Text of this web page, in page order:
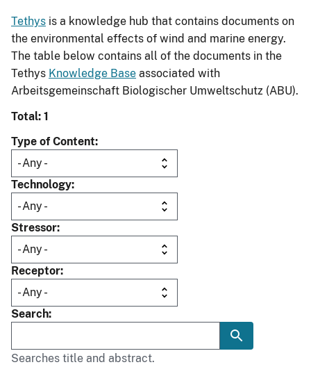
Tethys is a knowledge hub that contains documents on
the environmental effects of wind and marine energy.
The table below contains all of the documents in the
Tethys Knowledge Base associated with
Arbeitsgemeinschaft Biologischer Umweltschutz (ABU).
Total: 1
Type of Content
Technology
Stressor
Receptor
Search
Searches title and abstract.